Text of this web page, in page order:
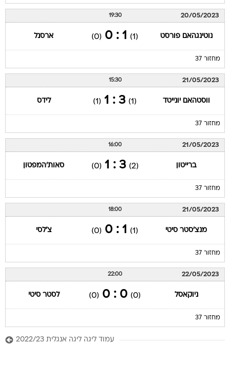
20/05/2023
19:30
נוטינגהאם פורסט (1)
1 : 0
(0) ארסנל
מחזור 37
21/05/2023
15:30
ווסטהאם יונייטד (1)
3 : 1
(1) לידס
מחזור 37
21/05/2023
16:00
ברייטון (2)
3 : 1
(0) סאות'המפטון
מחזור 37
21/05/2023
18:00
מנצ'סטר סיטי (1)
1 : 0
(0) צ'לסי
מחזור 37
22/05/2023
22:00
ניוקאסל (0)
0 : 0
(0) לסטר סיטי
מחזור 37
עמוד ליגה ליגה אנגלית 2022/23